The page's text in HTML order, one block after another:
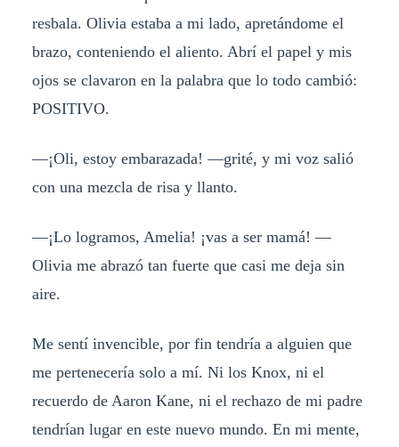
resbala. Olivia estaba a mi lado, apretándome el
brazo, conteniendo el aliento. Abrí el papel y mis
ojos se clavaron en la palabra que lo todo cambió:
POSITIVO.
—¡Oli, estoy embarazada! —grité, y mi voz salió
con una mezcla de risa y llanto.
—¡Lo logramos, Amelia! ¡vas a ser mamá! —
Olivia me abrazó tan fuerte que casi me deja sin
aire.
Me sentí invencible, por fin tendría a alguien que
me pertenecería solo a mí. Ni los Knox, ni el
recuerdo de Aaron Kane, ni el rechazo de mi padre
tendrían lugar en este nuevo mundo. En mi mente,